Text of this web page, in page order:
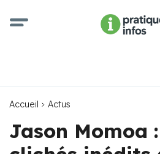
Accueil Actus
Jason Momoa